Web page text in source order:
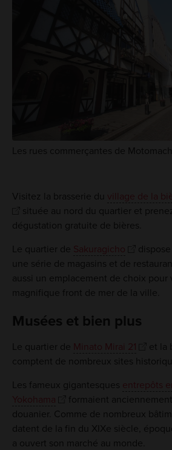
Les rues commerçantes de Motomachi
Visitez la brasserie du village de la
située au nord du quartier et
dégustation gratuite de bières.
Le quartier de Sakuragicho
une série de magasins et de
aussi un emplacement de choix pour
magnifique front de mer de la ville.
Musées et bien plus
Le quartier de Minato Mirai 21
et la
comptent de nombreux sites
Les fameux gigantesques entrepôts
Yokohama
formaient
douanier. Comme de nombreux
datent de la fin du XIXe siècle,
a ouvert son marché au monde.